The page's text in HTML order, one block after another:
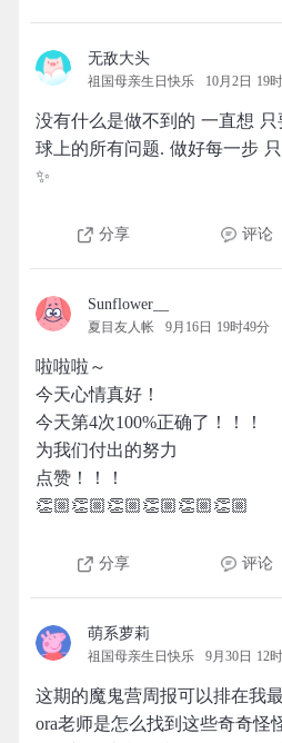
无敌大头
祖国母亲生日快乐 10月2日 19
没有什么是做不到的 一直想
球上的所有问题. 做好每一步
✨
分享 评论
Sunflower__
夏目友人帐 9月16日 19时49分
啦啦啦～
今天心情真好！
今天第4次100%正确了！！！
为我们付出的努力
点赞！！！
👏🏼👏🏼👏🏼👏🏼👏🏼👏🏼
分享 评论
萌系萝莉
祖国母亲生日快乐 9月30日 12
这期的魔鬼营周报可以排在我
ora老师是怎么找到这些奇奇怪